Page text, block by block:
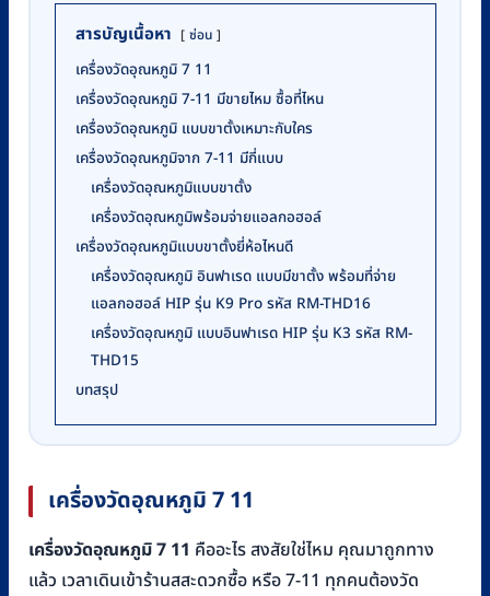
สารบัญเนื้อหา ซ่อน
เครื่องวัดอุณหภูมิ 7 11
เครื่องวัดอุณหภูมิ 7-11 มีขายไหม ซื้อที่ไหน
เครื่องวัดอุณหภูมิ แบบขาตั้งเหมาะกับใคร
เครื่องวัดอุณหภูมิจาก 7-11 มีกี่แบบ
เครื่องวัดอุณหภูมิแบบขาตั้ง
เครื่องวัดอุณหภูมิพร้อมจ่ายแอลกอฮอล์
เครื่องวัดอุณหภูมิแบบขาตั้งยี่ห้อไหนดี
เครื่องวัดอุณหภูมิ อินฟาเรด แบบมีขาตั้ง พร้อมที่จ่าย
แอลกอฮอล์ HIP รุ่น K9 Pro รหัส RM-THD16
เครื่องวัดอุณหภูมิ แบบอินฟาเรด HIP รุ่น K3 รหัส RM-
THD15
บทสรุป
เครื่องวัดอุณหภูมิ 7 11
เครื่องวัดอุณหภูมิ 7 11 คืออะไร สงสัยใช่ไหม คุณมาถูกทาง
แล้ว เวลาเดินเข้าร้านสสะดวกซื้อ หรือ 7-11 ทุกคนต้องวัด